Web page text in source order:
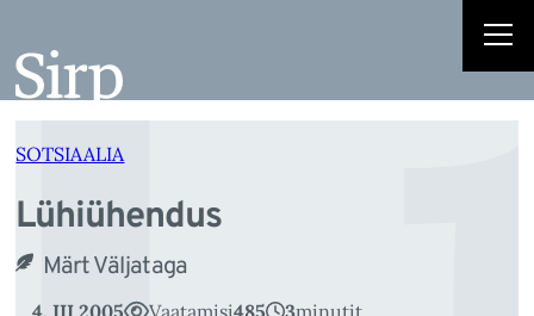
juurde
SOTSIAALIA
Lühiühendus
Märt Väljataga